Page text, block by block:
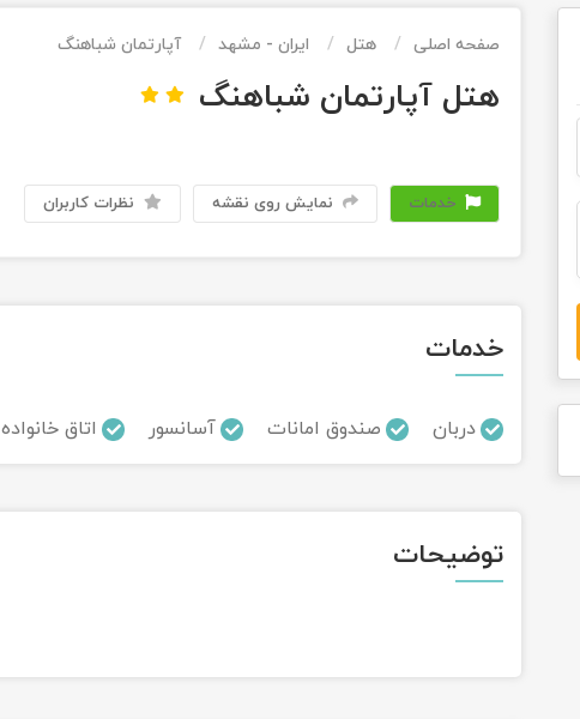
صفحه اصلی هتل ایران - مشهد آپارتمان شباهنگ
هتل آپارتمان شباهنگ
خدمات نمایش روی نقشه نظرات کاربران
خدمات
دربان صندوق امانات آسانسور اتاق خانواده
توضیحات